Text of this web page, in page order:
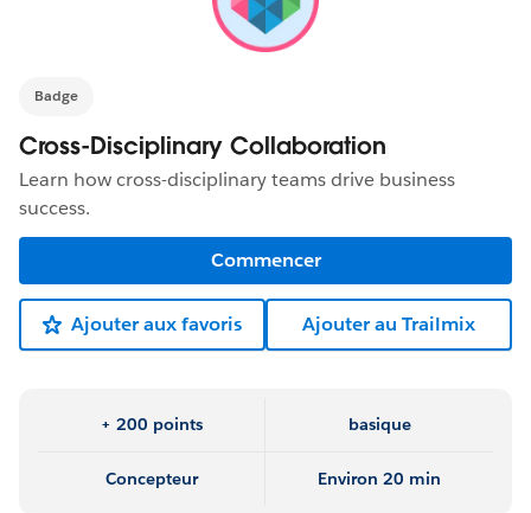
Badge
Cross-Disciplinary Collaboration
Learn how cross-disciplinary teams drive business
success.
Commencer
Ajouter aux favoris Ajouter au Trailmix
+ 200 points basique
Concepteur Environ 20 min